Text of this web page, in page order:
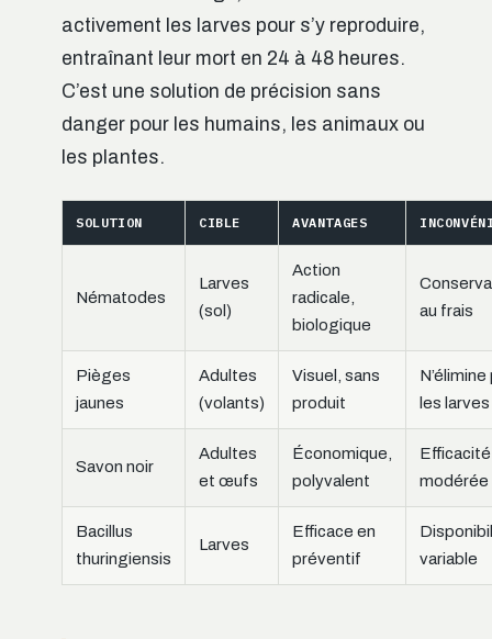
activement les larves pour s’y reproduire,
entraînant leur mort en 24 à 48 heures.
C’est une solution de précision sans
danger pour les humains, les animaux ou
les plantes.
SOLUTION CIBLE AVANTAGES
Nématodes
Larves
(sol)
Action
radicale,
biologique
au frais
Pièges
jaunes
Adultes
(volants)
Visuel, sans
produit
N’élimine
les larves
Savon noir
Adultes
et œufs
Économique,
polyvalent
Efficacité
modérée
Bacillus
thuringiensis
Larves
Efficace en
préventif
variable